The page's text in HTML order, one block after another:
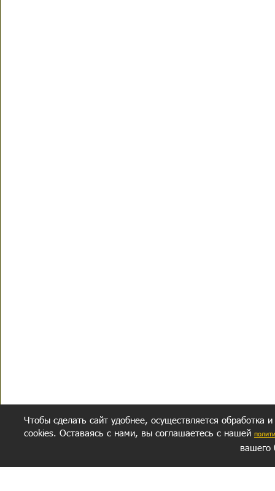
Чтобы сделать сайт удобнее, осуществляется обработка
cookies. Оставаясь с нами, вы соглашаетесь с нашей
вашего